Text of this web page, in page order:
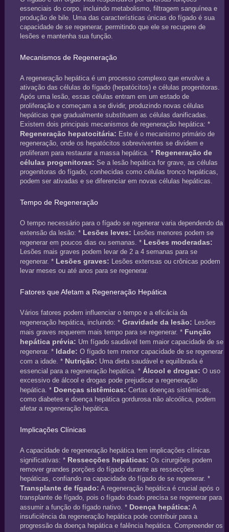
essenciais do corpo, incluindo metabolismo, filtragem sanguínea e
produção de bile. Uma das características únicas do fígado é sua
capacidade de se regenerar, permitindo que ele se recupere de
lesões e mantenha sua função.
Mecanismos de Regeneração
A regeneração hepática é um processo complexo que envolve a
ativação das células do fígado (hepatócitos) e células progenitoras.
Após uma lesão, essas células entram em um estado de
proliferação e começam a se dividir, produzindo novas células
hepáticas que gradualmente substituem as células danificadas.
Existem dois principais mecanismos de regeneração hepática: *
Regeneração hepatocitária: Este é o mecanismo primário de
regeneração, onde os hepatócitos sobreviventes se dividem e
proliferam para restaurar a massa hepática. * Regeneração de
células progenitoras: Se a lesão hepática for grave, as células
progenitoras do fígado, conhecidas como células tronco hepáticas,
podem ser ativadas e se diferenciar em novas células hepáticas.
Tempo de Regeneração
O tempo necessário para o fígado se regenerar varia dependendo da
extensão da lesão: * Lesões leves: Lesões menores podem se
regenerar em poucos dias ou semanas. * Lesões moderadas:
Lesões mais graves podem levar de 2 a 4 semanas para se
regenerar. * Lesões graves: Lesões extensas ou crônicas podem
levar meses ou até anos para se regenerar.
Fatores que Afetam a Regeneração Hepática
Vários fatores podem influenciar o tempo e a eficácia da
regeneração hepática, incluindo: * Gravidade da lesão: Lesões
mais graves requerem mais tempo para se regenerar. * Função
hepática prévia: Um fígado saudável tem maior capacidade de se
regenerar. * Idade: O fígado tem menor capacidade de se regenerar
com a idade. * Nutrição: Uma dieta saudável e equilibrada é
essencial para a regeneração hepática. * Álcool e drogas: O uso
excessivo de álcool e drogas pode prejudicar a regeneração
hepática. * Doenças sistêmicas: Certas doenças sistêmicas,
como diabetes e doença hepática gordurosa não alcoólica, podem
afetar a regeneração hepática.
Implicações Clínicas
A capacidade de regeneração hepática tem implicações clínicas
significativas: * Ressecções hepáticas: Os cirurgiões podem
remover grandes porções do fígado durante as ressecções
hepáticas, confiando na capacidade do fígado de se regenerar. *
Transplante de fígado: A regeneração hepática é crucial após o
transplante de fígado, pois o fígado doado precisa se regenerar para
assumir a função do fígado nativo. * Doença hepática: A
insuficiência da regeneração hepática pode contribuir para a
progressão da doença hepática e falência hepática. Compreender os